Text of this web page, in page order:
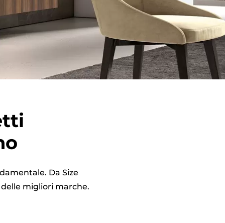
Da Size
migliori marche.